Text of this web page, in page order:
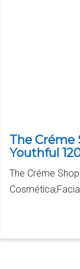
The Créme
Youthful
The Créme